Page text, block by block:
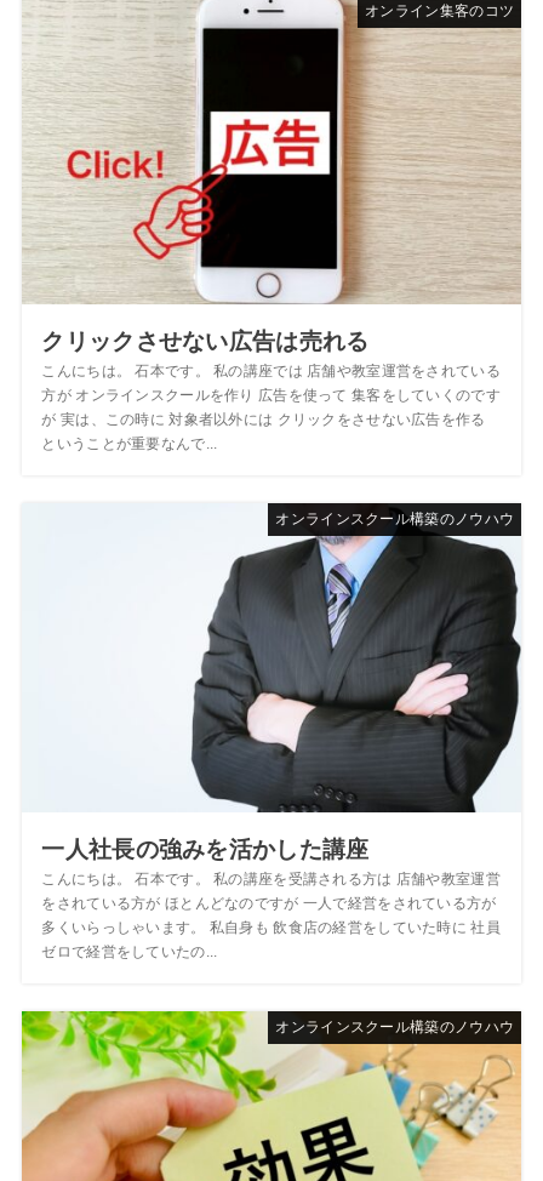
オンライン集客のコツ
クリックさせない広告は売れる
こんにちは。 石本です。 私の講座では 店舗や教室運営をされている
方が オンラインスクールを作り 広告を使って 集客をしていくのです
が 実は、この時に 対象者以外には クリックをさせない広告を作る
ということが重要なんで...
オンラインスクール構築のノウハウ
一人社長の強みを活かした講座
こんにちは。 石本です。 私の講座を受講される方は 店舗や教室運営
をされている方が ほとんどなのですが 一人で経営をされている方が
多くいらっしゃいます。 私自身も 飲食店の経営をしていた時に 社員
ゼロで経営をしていたの...
オンラインスクール構築のノウハウ